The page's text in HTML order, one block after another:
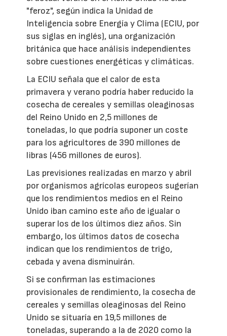
"feroz", según indica la Unidad de
Inteligencia sobre Energía y Clima (ECIU, por
sus siglas en inglés), una organización
británica que hace análisis independientes
sobre cuestiones energéticas y climáticas.
La ECIU señala que el calor de esta
primavera y verano podría haber reducido la
cosecha de cereales y semillas oleaginosas
del Reino Unido en 2,5 millones de
toneladas, lo que podría suponer un coste
para los agricultores de 390 millones de
libras (456 millones de euros).
Las previsiones realizadas en marzo y abril
por organismos agrícolas europeos sugerían
que los rendimientos medios en el Reino
Unido iban camino este año de igualar o
superar los de los últimos diez años. Sin
embargo, los últimos datos de cosecha
indican que los rendimientos de trigo,
cebada y avena disminuirán.
Si se confirman las estimaciones
provisionales de rendimiento, la cosecha de
cereales y semillas oleaginosas del Reino
Unido se situaría en 19,5 millones de
toneladas, superando a la de 2020 como la